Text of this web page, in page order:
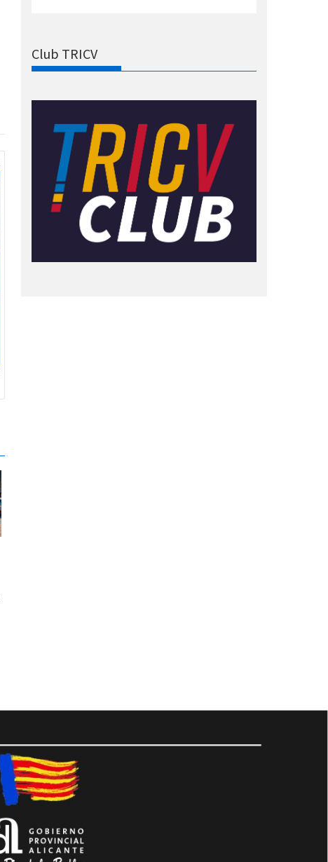
Club TRICV